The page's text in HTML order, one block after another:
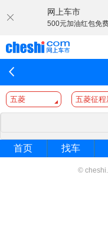
网上车市
500元加油红包免
五菱 五菱征程
首页 找车
©